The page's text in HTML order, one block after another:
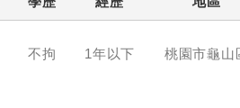
不拘 1年以下 桃園市龜山